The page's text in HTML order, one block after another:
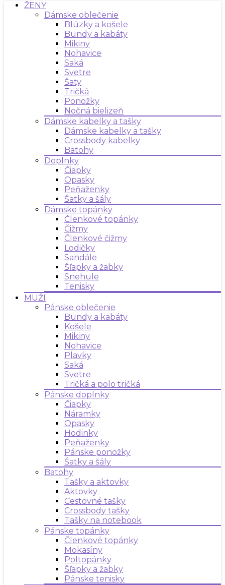
ŽENY
Dámske oblečenie
Blúzky a košele
Bundy a kabáty
Mikiny
Nohavice
Saká
Svetre
Šaty
Tričká
Ponožky
Nočná bielizeň
Dámske kabelky a tašky
Dámske kabelky a tašky
Crossbody kabelky
Batohy
Doplnky
Čiapky
Opasky
Peňaženky
Šatky a šály
Dámske topánky
Členkové topánky
Čižmy
Členkové čižmy
Lodičky
Sandále
Šľapky a žabky
Snehule
Tenisky
MUŽI
Pánske oblečenie
Bundy a kabáty
Košele
Mikiny
Nohavice
Plavky
Saká
Svetre
Tričká a polo tričká
Pánske doplnky
Čiapky
Náramky
Opasky
Hodinky
Peňaženky
Pánske ponožky
Šatky a šály
Batohy
Tašky a aktovky
Aktovky
Cestovné tašky
Crossbody tašky
Tašky na notebook
Pánske topánky
Členkové topánky
Mokasíny
Poltopánky
Šľapky a žabky
Pánske tenisky